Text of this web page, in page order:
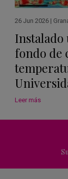
26 Jun 2026 |
fondo de
Leer más